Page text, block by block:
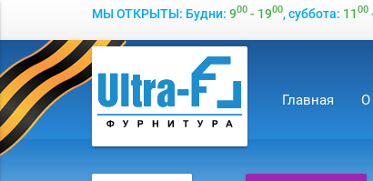
МЫ ОТКРЫТЫ: Будни: 900- 1900, суббота: 1100
Главная О